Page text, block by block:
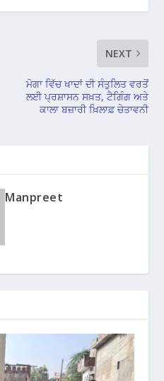
NEXT
ਮੋਗਾ ਵਿੱਚ ਖਾਦਾਂ ਦੀ ਸੰਤੁਲਿਤ ਵਰਤੋਂ
ਲਈ ਪ੍ਰਸ਼ਾਸਨ ਸਖ਼ਤ, ਟੈਗਿੰਗ ਅਤੇ
ਕਾਲਾ ਬਜ਼ਾਰੀ ਖ਼ਿਲਾਫ਼ ਚੇਤਾਵਨੀ
Manpreet